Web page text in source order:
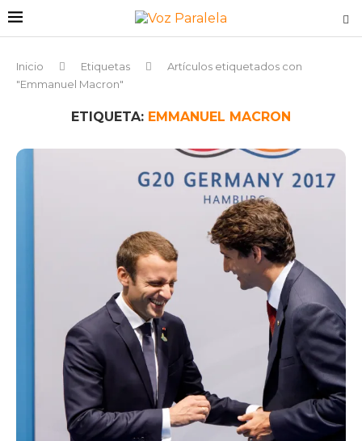
Inicio Etiquetas
Artículos etiquetados con
"Emmanuel Macron"
ETIQUETA: EMMANUEL MACRON